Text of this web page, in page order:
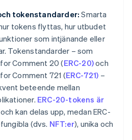
tokenstandarder: Smarta
tokens flyttas, hur utbudet
som intjänande eller
Tokenstandarder – som
Comment 20 (ERC-20)och
Comment 721 (ERC-721) –
beteende mellan
ERC-20-tokens är
kan delas upp, medan ERC-
(dvs. NFT:er), unika och